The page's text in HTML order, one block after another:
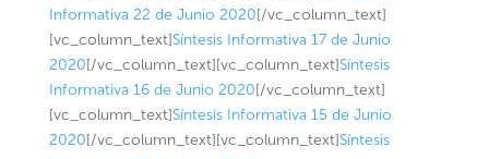
Informativa 22 de Junio 2020[/vc_column_text]
[vc_column_text]Síntesis Informativa 17 de Junio
2020[/vc_column_text][vc_column_text]Síntesis
Informativa 16 de Junio 2020[/vc_column_text]
[vc_column_text]Síntesis Informativa 15 de Junio
2020[/vc_column_text][vc_column_text]Síntesis